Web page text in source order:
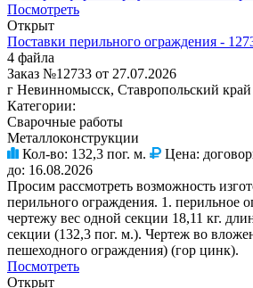
Посмотреть
Открыт
Поставки перильного ограждения -
4 файла
Заказ №12733 от 27.07.2026
г Невинномысск, Ставропольский край
Категории:
Сварочные работы
Металлоконструкции
Кол-во: 132,3 пог. м. Цена:
до: 16.08.2026
Просим рассмотреть возможность
перильного ограждения. 1. перильное
чертежу вес одной секции 18,11 кг.
секции (132,3 пог. м.). Чертеж во
пешеходного ограждения) (гор цинк).
Посмотреть
Открыт